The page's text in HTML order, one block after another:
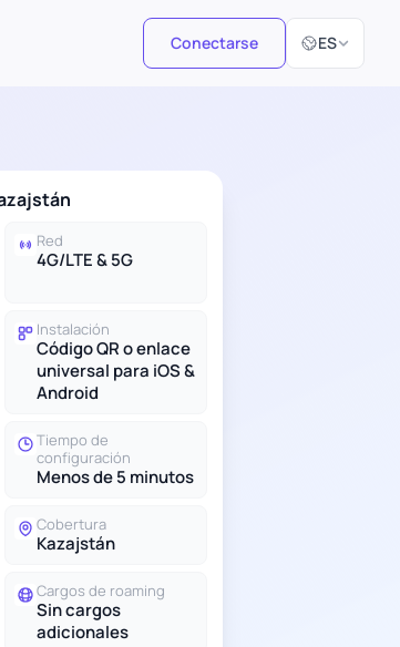
Conectarse ES
Seleccionar
Red
4G/LTE & 5G
Instalación
Código QR o enlace
universal para iOS &
Android
Tiempo de
configuración
Menos de 5 minutos
Cobertura
Kazajstán
Cargos de roaming
Sin cargos
adicionales